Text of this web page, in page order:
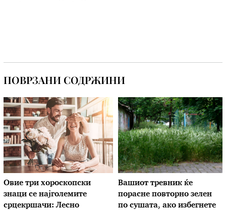
ПОВРЗАНИ СОДРЖИНИ
Овие три хороскопски
знаци се најголемите
срцекршачи: Лесно
Вашиот тревник ќе
порасне повторно зелен
по сушата, ако избегнете